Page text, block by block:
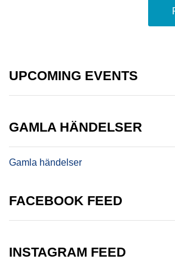
UPCOMING EVENTS
GAMLA HÄNDELSER
Gamla händelser
FACEBOOK FEED
INSTAGRAM FEED